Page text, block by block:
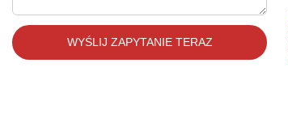
WYŚLIJ ZAPYTANIE TERAZ